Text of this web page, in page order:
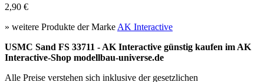
2,90 €
» weitere Produkte der Marke AK Interactive
USMC Sand FS 33711 - AK Interactive günstig kaufen im AK
Interactive-Shop modellbau-universe.de
Alle Preise verstehen sich inklusive der gesetzlichen